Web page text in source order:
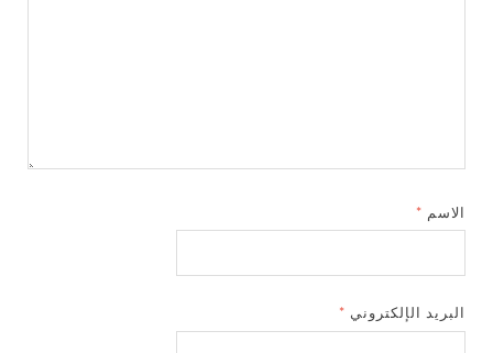
الاسم *
البريد الإلكتروني *